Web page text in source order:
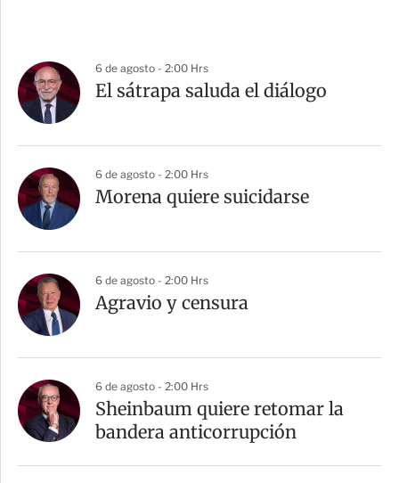
6 de agosto - 2:00 Hrs
El sátrapa saluda el diálogo
6 de agosto - 2:00 Hrs
Morena quiere suicidarse
6 de agosto - 2:00 Hrs
Agravio y censura
6 de agosto - 2:00 Hrs
Sheinbaum quiere retomar la
bandera anticorrupción